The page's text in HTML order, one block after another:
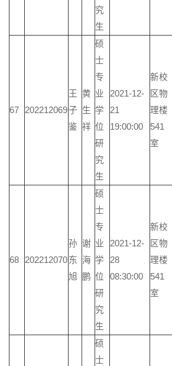
究
生
67 202212069
王
子
鉴
黄
生
祥
硕
士
专
业
学
位
研
究
生
2021-12-
21
19:00:00
新校
区物
理楼
541
室
68 202212070
孙
东
旭
谢
海
鹏
硕
士
专
业
学
位
研
究
生
2021-12-
28
08:30:00
新校
区物
理楼
541
室
硕
士